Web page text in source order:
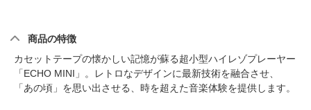
商品の特徴
カセットテープの懐かしい記憶が蘇る超小型ハイレゾプレーヤー
「ECHO MINI」。レトロなデザインに最新技術を融合させ、
「あの頃」を思い出させる、時を超えた音楽体験を提供します。